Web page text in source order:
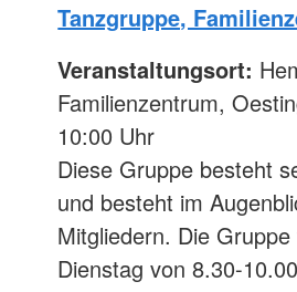
Tanzgruppe,
Veranstaltungsort:
Familienzentrum,
10:00 Uhr
Diese Gruppe besteht
und besteht im
Mitgliedern. Die
Dienstag von 8.30-